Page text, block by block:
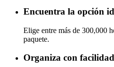
Encuentra la opción
Elige entre más de 300,000
paquete.
Organiza con facilidad